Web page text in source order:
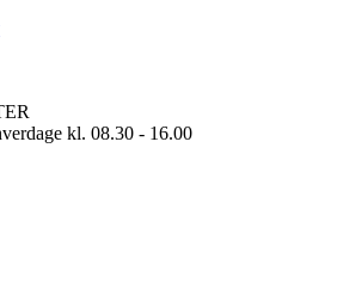
kl. 08.30 - 16.00